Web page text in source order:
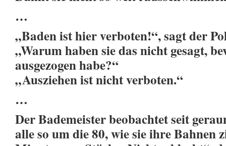
…
„Baden ist hier verboten!“, sagt der
„Warum haben sie das nicht gesagt,
ausgezogen habe?“
„Ausziehen ist nicht verboten.“
…
Der Bademeister beobachtet seit
alle so um die 80, wie sie ihre Bahnen